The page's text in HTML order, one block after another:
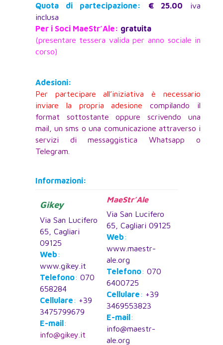
Quota di partecipazione: € 25.00 iva
inclusa
Per i Soci MaeStr’Ale: gratuita
(presentare tessera valida per anno sociale in
corso)
Adesioni:
Per partecipare all’iniziativa è necessario
inviare la propria adesione
compilando il
format sottostante oppure scrivendo una
mail, un sms o una comunicazione attraverso i
servizi di messaggistica Whatsapp o
Telegram.
Informazioni:
Gikey
Via San Lucifero
65, Cagliari
09125
Web:
www.gikey.it
Telefono: 070
658284
Cellulare: +39
3475799679
E-mail:
info@gikey.it
MaeStr’Ale
Via San Lucifero
65, Cagliari 09125
Web:
www.maestr-
ale.org
Telefono: 070
6400725
Cellulare: +39
3469553823
E-mail:
info@maestr-
ale.org